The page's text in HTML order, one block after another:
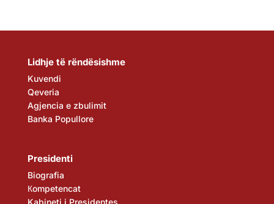
Lidhje të rëndësishme
Kuvendi
Qeveria
Agjencia e zbulimit
Banka Popullore
Presidenti
Biografia
Кompetencat
Kabineti i Presidentes